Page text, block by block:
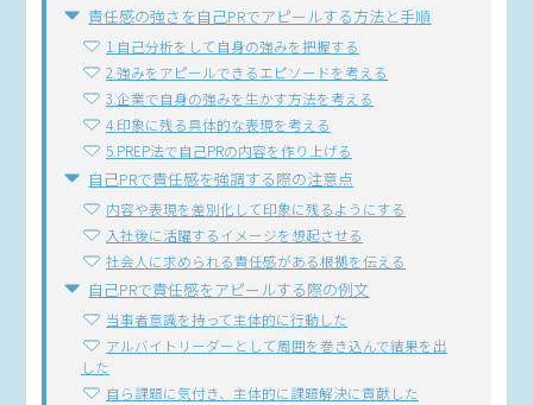
責任感の強さを自己PRでアピールする方法と手順
1.自己分析をして自身の強みを把握する
2.強みをアピールできるエピソードを考える
3.企業で自身の強みを生かす方法を考える
4.印象に残る具体的な表現を考える
5.PREP法で自己PRの内容を作り上げる
自己PRで責任感を強調する際の注意点
内容や表現を差別化して印象に残るようにする
入社後に活躍するイメージを想起させる
社会人に求められる責任感がある根拠を伝える
自己PRで責任感をアピールする際の例文
当事者意識を持って主体的に行動した
アルバイトリーダーとして周囲を巻き込んで結果を出
した
自ら課題に気付き、主体的に課題解決に貢献した